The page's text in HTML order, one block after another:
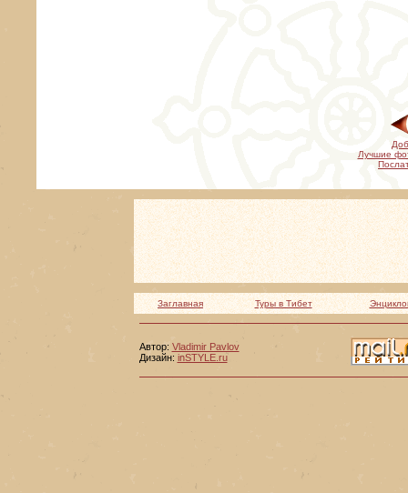
Лучшие
Заглавная Туры в Тибет
Автор: Vladimir Pavlov
Дизайн: inSTYLE.ru